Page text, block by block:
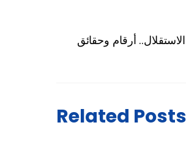
أرقام وحقائق
Related Posts